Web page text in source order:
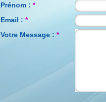
Prénom : *
Email : *
Votre Message : *